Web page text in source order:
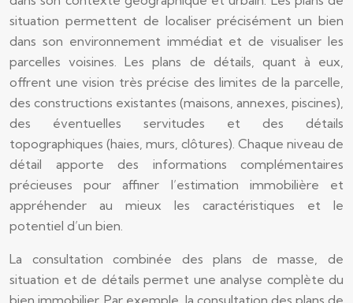
situation permettent de localiser précisément un bien
dans son environnement immédiat et de visualiser les
parcelles voisines. Les plans de détails, quant à eux,
offrent une vision très précise des limites de la parcelle,
des constructions existantes (maisons, annexes, piscines),
des éventuelles servitudes et des détails
topographiques (haies, murs, clôtures). Chaque niveau de
détail apporte des informations complémentaires
précieuses pour affiner l’estimation immobilière et
appréhender au mieux les caractéristiques et le
potentiel d’un bien.
La consultation combinée des plans de masse, de
situation et de détails permet une analyse complète du
bien immobilier. Par exemple, la consultation des plans de